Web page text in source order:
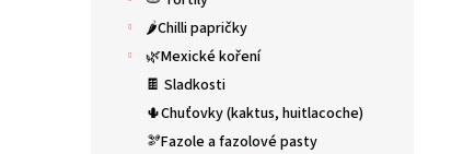
🌶️Chilli papričky
🌿Mexické koření
🍫 Sladkosti
🌵Chuťovky (kaktus, huitlacoche)
🫘Fazole a fazolové pasty